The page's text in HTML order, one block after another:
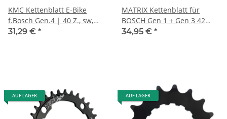
KMC Kettenblatt E-Bike
f.Bosch Gen.4 | 40 Z., sw,
DM, KL 52mm, 11/128",
31,29 € *
MATRIX Kettenblatt für
BOSCH Gen 1 + Gen 3 42
Zähne | schwarz |
34,95 € *
AUF LAGER AUF LAGER